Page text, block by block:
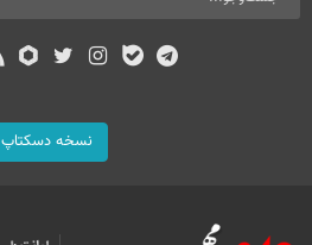
نسخه دسکتاپ